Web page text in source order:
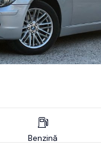
Benzină